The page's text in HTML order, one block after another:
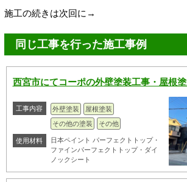
施工の続きは次回に→
同じ工事を行った施工事例
西宮市にてコーポの外壁塗装工事・屋根
工事内容 外壁塗装
屋根塗装
その他の塗装
その他
使用材料
日本ペイント パーフェクトトップ・
ファインパーフェクトトップ・ダイ
ノックシート